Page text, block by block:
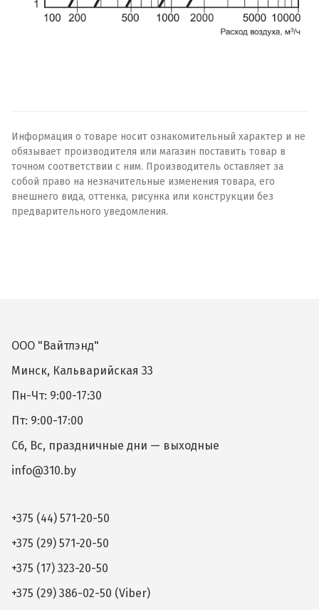
Информация о товаре носит ознакомительный характер и не
обязывает производителя или магазин поставить товар в
точном соответствии с ним. Производитель оставляет за
собой право на незначительные изменения товара, его
внешнего вида, оттенка, рисунка или конструкции без
предварительного уведомления.
ООО "Вайтлэнд"
Минск, Кальварийская 33
Пн-Чт: 9:00-17:30
Пт: 9:00-17:00
Сб, Вс, праздничные дни — выходные
info@310.by
+375 (44) 571-20-50
+375 (29) 571-20-50
+375 (17) 323-20-50
+375 (29) 386-02-50 (Viber)